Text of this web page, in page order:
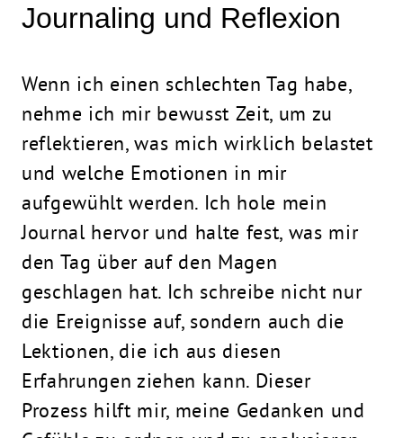
Journaling und Reflexion
Wenn ich einen schlechten Tag habe,
nehme ich mir bewusst Zeit, um zu
reflektieren, was mich wirklich belastet
und welche Emotionen in mir
aufgewühlt werden. Ich hole mein
Journal hervor und halte fest, was mir
den Tag über auf den Magen
geschlagen hat. Ich schreibe nicht nur
die Ereignisse auf, sondern auch die
Lektionen, die ich aus diesen
Erfahrungen ziehen kann. Dieser
Prozess hilft mir, meine Gedanken und